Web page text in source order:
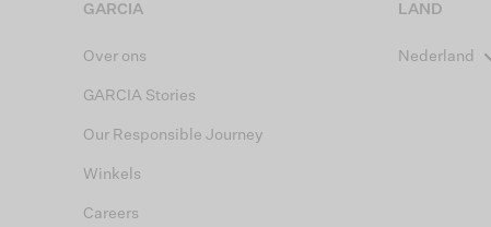
GARCIA
Over ons
GARCIA Stories
Our Responsible Journey
Winkels
Careers
LAND
Nederland